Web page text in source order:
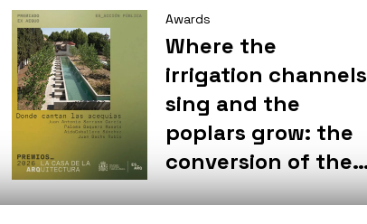
Awards
Where the
irrigation channels
sing and the
poplars grow: the
conversion of the
former Reyes